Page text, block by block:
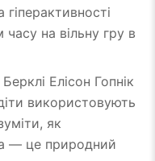
на вільну гру в
Елісон Гопнік
використовують
як
— це природний